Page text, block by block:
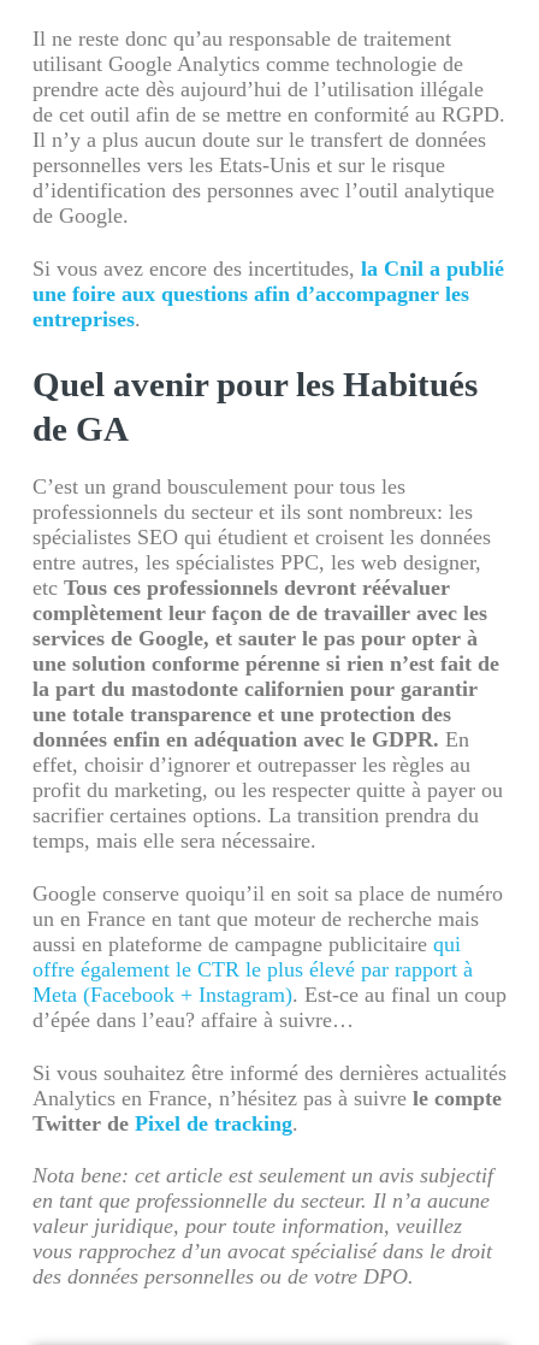
Il ne reste donc qu’au responsable de traitement
utilisant Google Analytics comme technologie de
prendre acte dès aujourd’hui de l’utilisation illégale
de cet outil afin de se mettre en conformité au RGPD.
Il n’y a plus aucun doute sur le transfert de données
personnelles vers les Etats-Unis et sur le risque
d’identification des personnes avec l’outil analytique
de Google.
Si vous avez encore des incertitudes, la Cnil a publié
une foire aux questions afin d’accompagner les
entreprises.
Quel avenir pour les Habitués
de GA
C’est un grand bousculement pour tous les
professionnels du secteur et ils sont nombreux: les
spécialistes SEO qui étudient et croisent les données
entre autres, les spécialistes PPC, les web designer,
etc Tous ces professionnels devront réévaluer
complètement leur façon de de travailler avec les
services de Google, et sauter le pas pour opter à
une solution conforme pérenne si rien n’est fait de
la part du mastodonte californien pour garantir
une totale transparence et une protection des
données enfin en adéquation avec le GDPR. En
effet, choisir d’ignorer et outrepasser les règles au
profit du marketing, ou les respecter quitte à payer ou
sacrifier certaines options. La transition prendra du
temps, mais elle sera nécessaire.
Google conserve quoiqu’il en soit sa place de numéro
un en France en tant que moteur de recherche mais
aussi en plateforme de campagne publicitaire qui
offre également le CTR le plus élevé par rapport à
Meta (Facebook + Instagram). Est-ce au final un coup
d’épée dans l’eau? affaire à suivre…
Si vous souhaitez être informé des dernières actualités
Analytics en France, n’hésitez pas à suivre le compte
Twitter de Pixel de tracking.
Nota bene: cet article est seulement un avis subjectif
en tant que professionnelle du secteur. Il n’a aucune
valeur juridique, pour toute information, veuillez
vous rapprochez d’un avocat spécialisé dans le droit
des données personnelles ou de votre DPO.